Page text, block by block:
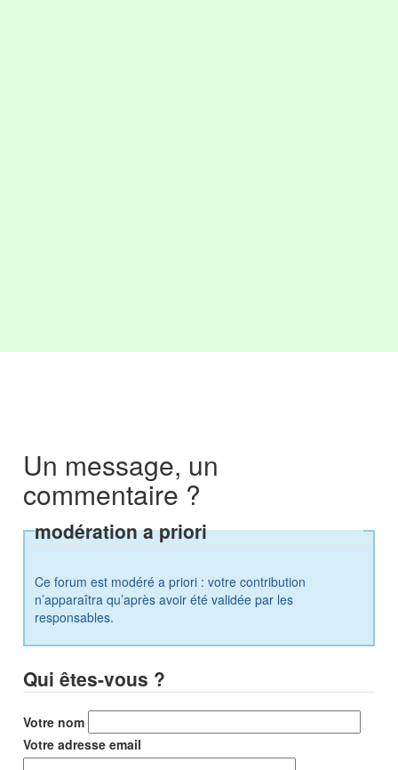
Un message, un
commentaire ?
modération a priori
Ce forum est modéré a priori : votre contribution
n’apparaîtra qu’après avoir été validée par les
responsables.
Qui êtes-vous ?
Votre nom
Votre adresse email